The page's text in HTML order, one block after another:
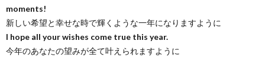
moments!
新しい希望と幸せな時で輝くような一年になりますように
I hope all your wishes come true this year.
今年のあなたの望みが全て叶えられますように